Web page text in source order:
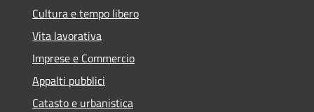
Cultura e tempo libero
Vita lavorativa
Imprese e Commercio
Appalti pubblici
Catasto e urbanistica